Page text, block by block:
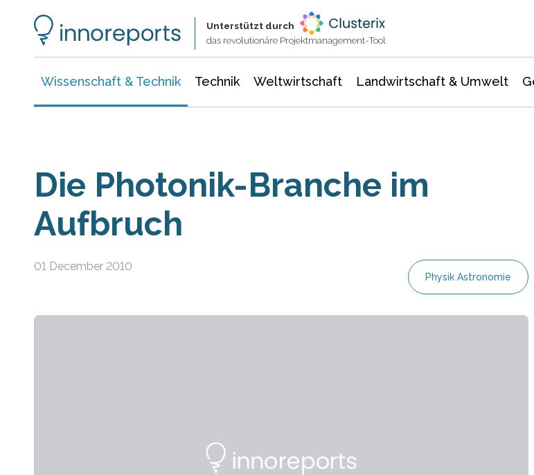
Unterstützt durch
das revolutionäre Projektmanagement-Tool
Wissenschaft & Technik Technik Weltwirtschaft Landwirtschaft & Umwelt
Die Photonik-Branche im
Aufbruch
01 December 2010
Physik Astronomie